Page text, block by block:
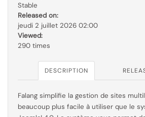
Stable
Released on:
jeudi 2 juillet 2026 02:00
Viewed:
290 times
DESCRIPTION
Falang simplifie la gestion de sites
beaucoup plus facile à utiliser que le